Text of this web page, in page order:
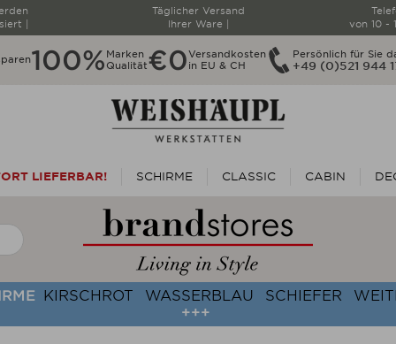
|
Täglicher Versand
Ihrer Ware |
von 10 -
100% Marken
Qualität€0Versandkosten
in EU & CH
Persönlich für Sie
+49 (0)521 944
LIEFERBAR! SCHIRME CLASSIC CABIN
KIRSCHROT WASSERBLAU SCHIEFER
+++